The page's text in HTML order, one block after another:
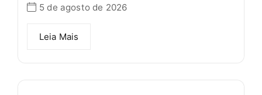
5 de agosto de 2026
Leia Mais